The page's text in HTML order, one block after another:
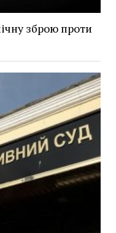
зброю проти